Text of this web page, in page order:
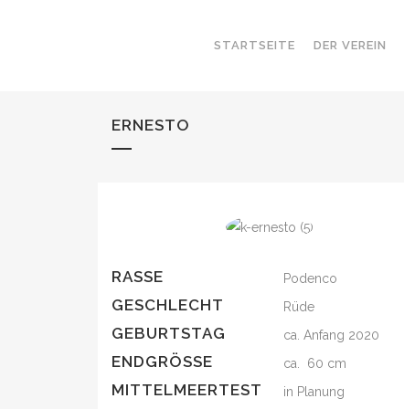
STARTSEITE DER VEREIN
ERNESTO
RASSE Podenco
GESCHLECHT Rüde
GEBURTSTAG ca. Anfang 2020
ENDGRÖSSE ca. 60 cm
MITTELMEERTEST in Planung